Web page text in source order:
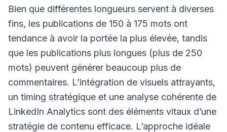
Bien que différentes longueurs servent à diverses
fins, les publications de 150 à 175 mots ont
tendance à avoir la portée la plus élevée, tandis
que les publications plus longues (plus de 250
mots) peuvent générer beaucoup plus de
commentaires. L’intégration de visuels attrayants,
un timing stratégique et une analyse cohérente de
LinkedIn Analytics sont des éléments vitaux d’une
stratégie de contenu efficace. L’approche idéale